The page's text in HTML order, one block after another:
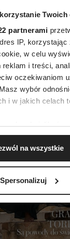
Twoich
partnerami
IP, korzystając
w celu
i treści,
oczekiwaniom
wybór
i w jakich celach
dotyczące
nawet
Twoje urządzenie,
wirtualny odcisk
oraz ustaw
Deklaracji plików
zgodę w
na wszystkie
Spersonalizuj
AUTOPROMOCJA